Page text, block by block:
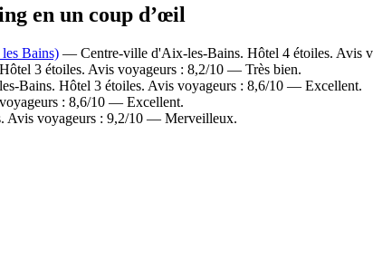
en un coup d’œil
Bains) — Centre-ville d'Aix-les-Bains. Hôtel 4 étoiles. Avis
3 étoiles. Avis voyageurs : 8,2/10 — Très bien.
Bains. Hôtel 3 étoiles. Avis voyageurs : 8,6/10 — Excellent.
: 8,6/10 — Excellent.
voyageurs : 9,2/10 — Merveilleux.